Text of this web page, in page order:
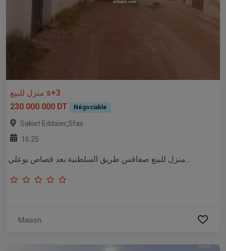
منزل للبيع s+3
230 000 000 DT
Négociable
Sakiet Eddaïer,Sfax
16:25
Maison